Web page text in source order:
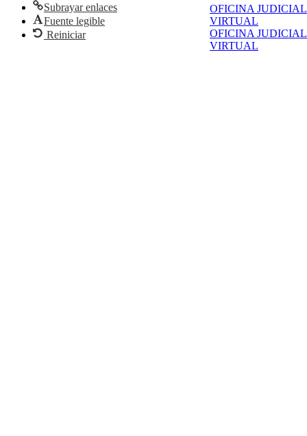
OFICINA JUDICIAL
VIRTUAL
OFICINA JUDICIAL
VIRTUAL
Subrayar enlaces
Fuente legible
Reiniciar